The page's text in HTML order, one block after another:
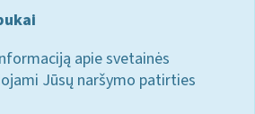
apie svetainės
Jūsų naršymo patirties